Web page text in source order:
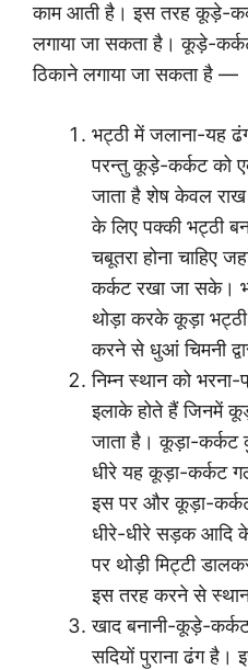
काम आती है। इस तरह कूड़े-
लगाया जा सकता है। कूड़े-
ठिकाने लगाया जा सकता है —
भट्ठी में जलाना-यह
परन्तु कूड़े-कर्कट को
जाता है शेष केवल
के लिए पक्की भट्ठी
चबूतरा होना चाहिए
कर्कट रखा जा सके।
थोड़ा करके कूड़ा
करने से धुआं चिमनी
निम्न स्थान को
इलाके होते हैं जिनमें
जाता है। कूड़ा-कर्कट
धीरे यह कूड़ा-कर्कट
इस पर और कूड़ा-
धीरे-धीरे सड़क आदि
पर थोड़ी मिट्टी
इस तरह करने से
खाद बनानी-कूड़े-कर्कट
सदियों पुराना ढंग